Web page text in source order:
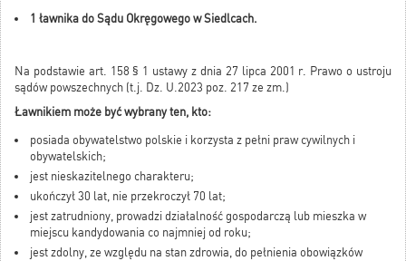
1 ławnika do Sądu Okręgowego w Siedlcach.
Na podstawie art. 158 § 1 ustawy z dnia 27 lipca 2001 r. Prawo o ustroju
sądów powszechnych (t.j. Dz. U.2023 poz. 217 ze zm.)
Ławnikiem może być wybrany ten, kto:
posiada obywatelstwo polskie i korzysta z pełni praw cywilnych i
obywatelskich;
jest nieskazitelnego charakteru;
ukończył 30 lat, nie przekroczył 70 lat;
jest zatrudniony, prowadzi działalność gospodarczą lub mieszka w
miejscu kandydowania co najmniej od roku;
jest zdolny, ze względu na stan zdrowia, do pełnienia obowiązków